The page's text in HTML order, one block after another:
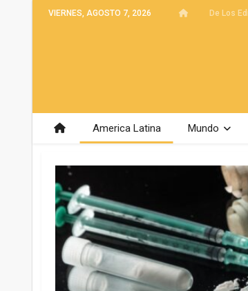
VIERNES, AGOSTO 7, 2026 De Los
America Latina Mundo